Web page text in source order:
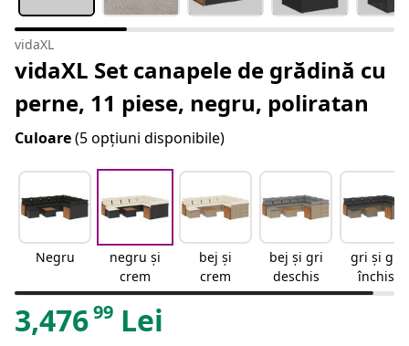
vidaXL
vidaXL Set canapele de grădină cu
perne, 11 piese, negru, poliratan
Culoare(5 opțiuni disponibile)
Negru
negru și
crem
bej și
crem
bej și gri
deschis
gri și gri
închis
3,47699 Lei